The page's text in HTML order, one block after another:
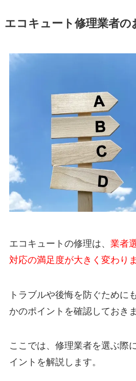
エコキュート修理業者
エコキュートの修理は、 業者
対応の満足度が大きく変わり
トラブルや後悔を防ぐために
かのポイントを確認しておき
ここでは、修理業者を選ぶ際
イントを解説します。